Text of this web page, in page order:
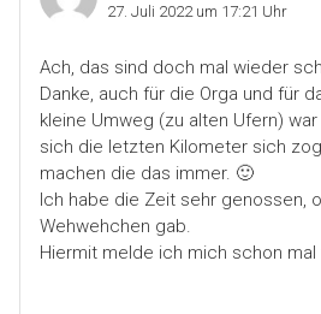
27. Juli 2022 um 17:21 Uhr
Ach, das sind doch mal wieder
Danke, auch für die Orga und für
kleine Umweg (zu alten Ufern)
sich die letzten Kilometer sich
machen die das immer. 🙂
Ich habe die Zeit sehr genossen,
Wehwehchen gab.
Hiermit melde ich mich schon mal